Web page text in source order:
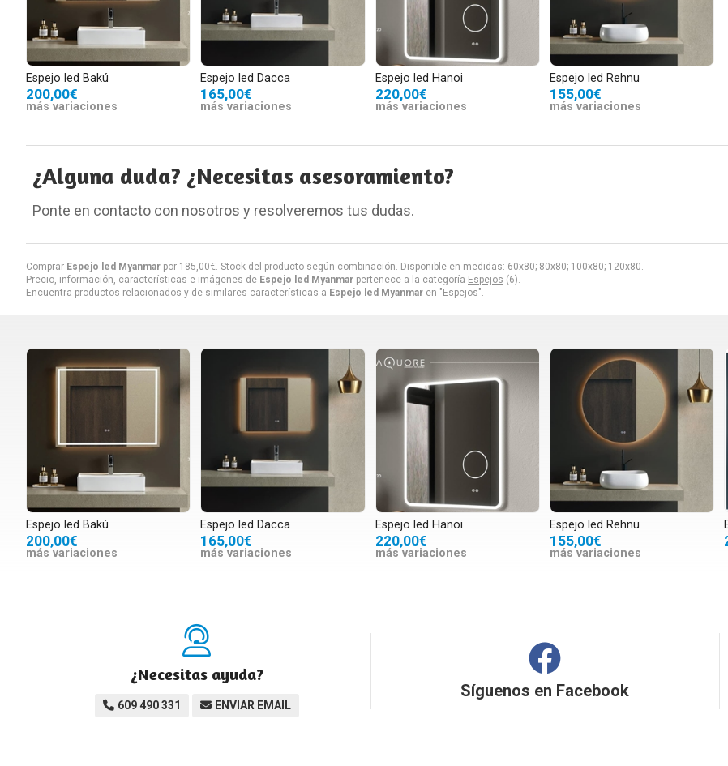
Comprar Espejo led Myanmar por 185,00€. Stock del producto según combinación. Disponible en medidas: 60x80; 80x80; 100x80; 120x80.
Precio, información, características e imágenes de Espejo led Myanmar pertenece a la categoría Espejos (6).
Encuentra productos relacionados y de similares características a Espejo led Myanmar en "Espejos".
Espejo led Bakú
200,00€
más variaciones
Espejo led Dacca
165,00€
más variaciones
Espejo led Hanoi
220,00€
más variaciones
Espejo led Rehnu
155,00€
más variaciones
¿Alguna duda? ¿Necesitas asesoramiento?
Ponte en contacto con nosotros y resolveremos tus dudas.
Espejo led Bakú
200,00€
más variaciones
Espejo led Dacca
165,00€
más variaciones
Espejo led Hanoi
220,00€
más variaciones
Espejo led Rehnu
155,00€
más variaciones
¿Necesitas ayuda?
609 490 331 ENVIAR EMAIL
Síguenos en Facebook